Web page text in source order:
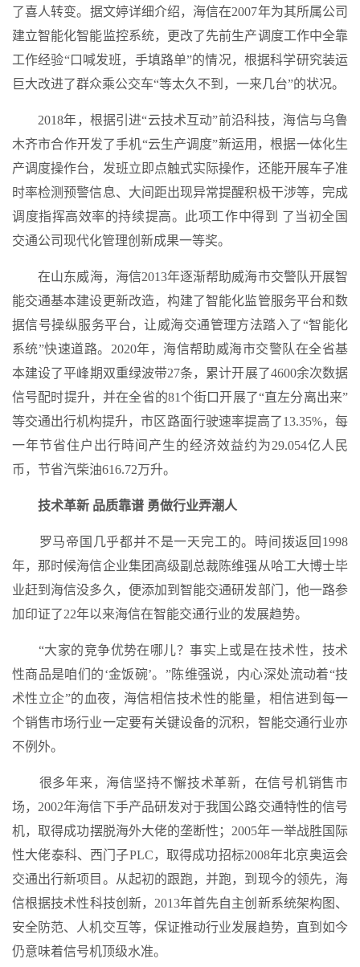
了喜人转变。据文婷详细介绍，海信在2007年为其所属公司
建立智能化智能监控系统，更改了先前生产调度工作中全靠
工作经验“口喊发班，手填路单”的情况，根据科学研究装运
巨大改进了群众乘公交车“等太久不到，一来几台”的状况。
2018年，根据引进“云技术互动”前沿科技，海信与乌鲁
木齐市合作开发了手机“云生产调度”新运用，根据一体化生
产调度操作台，发班立即点触式实际操作，还能开展车子准
时率检测预警信息、大间距出现异常提醒积极干涉等，完成
调度指挥高效率的持续提高。此项工作中得到 了当初全国
交通公司现代化管理创新成果一等奖。
在山东威海，海信2013年逐渐帮助威海市交警队开展智
能交通基本建设更新改造，构建了智能化监管服务平台和数
据信号操纵服务平台，让威海交通管理方法踏入了“智能化
系统”快速道路。2020年，海信帮助威海市交警队在全省基
本建设了平峰期双重绿波带27条，累计开展了4600余次数据
信号配时提升，并在全省的81个街口开展了“直左分离出来”
等交通出行机构提升，市区路面行驶速率提高了13.35%，每
一年节省住户出行時间产生的经济效益约为29.054亿人民
币，节省汽柴油616.72万升。
技术革新 品质靠谱 勇做行业弄潮人
罗马帝国几乎都并不是一天完工的。時间拨返回1998
年，那时候海信企业集团高级副总裁陈维强从哈工大博士毕
业赶到海信没多久，便添加到智能交通研发部门，他一路参
加印证了22年以来海信在智能交通行业的发展趋势。
“大家的竞争优势在哪儿？事实上或是在技术性，技术
性商品是咱们的‘金饭碗’。”陈维强说，内心深处流动着“技
术性立企”的血夜，海信相信技术性的能量，相信进到每一
个销售市场行业一定要有关键设备的沉积，智能交通行业亦
不例外。
很多年来，海信坚持不懈技术革新，在信号机销售市
场，2002年海信下手产品研发对于我国公路交通特性的信号
机，取得成功摆脱海外大佬的垄断性；2005年一举战胜国际
性大佬泰科、西门子PLC，取得成功招标2008年北京奥运会
交通出行新项目。从起初的跟跑，并跑，到现今的领先，海
信根据技术性科技创新，2013年首先自主创新系统架构图、
安全防范、人机交互等，保证推动行业发展趋势，直到如今
仍意味着信号机顶级水准。